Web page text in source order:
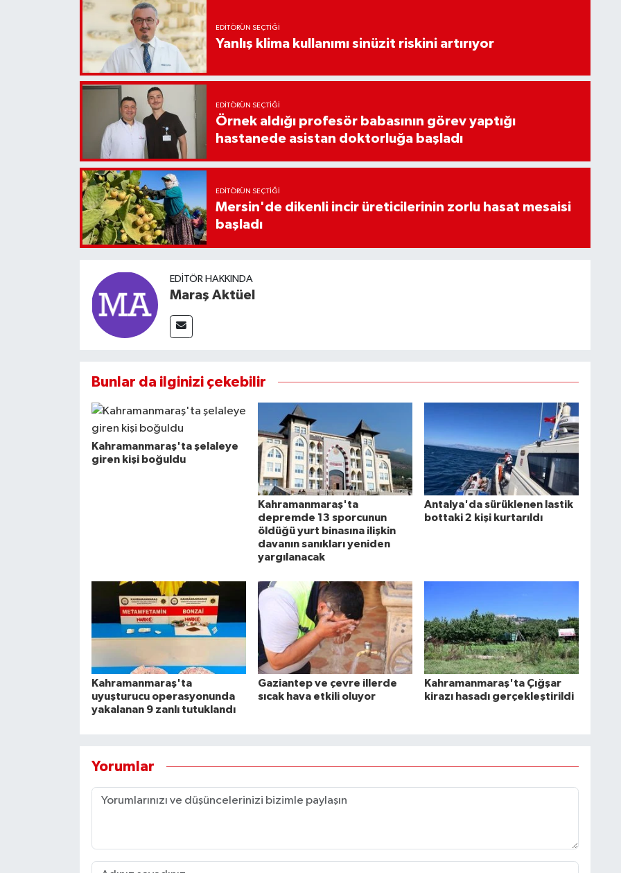
EDITÖRÜN SEÇTIĞI
Yanlış klima kullanımı sinüzit riskini artırıyor
EDITÖRÜN SEÇTIĞI
Örnek aldığı profesör babasının görev yaptığı
hastanede asistan doktorluğa başladı
EDITÖRÜN SEÇTIĞI
Mersin'de dikenli incir üreticilerinin zorlu hasat mesaisi
başladı
EDITÖR HAKKINDA
Maraş Aktüel
Bunlar da ilginizi çekebilir
Kahramanmaraş'ta şelaleye
giren kişi boğuldu
Kahramanmaraş'ta
depremde 13 sporcunun
öldüğü yurt binasına ilişkin
davanın sanıkları yeniden
yargılanacak
Antalya'da sürüklenen lastik
bottaki 2 kişi kurtarıldı
Kahramanmaraş'ta
uyuşturucu operasyonunda
yakalanan 9 zanlı tutuklandı
Gaziantep ve çevre illerde
sıcak hava etkili oluyor
Kahramanmaraş'ta Çığşar
kirazı hasadı gerçekleştirildi
Yorumlar